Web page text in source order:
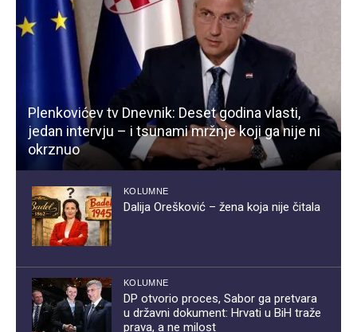
Plenkovićev tv Dnevnik: Deset godina vlasti,
jedan intervju – i tsunami mržnje koji ga nije ni
okrznuo
KOLUMNE
Dalija Orešković – žena koja nije čitala
KOLUMNE
DP otvorio proces, Sabor ga pretvara
u državni dokument: Hrvati u BiH traže
prava, a ne milost